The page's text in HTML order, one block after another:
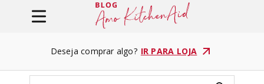
Deseja comprar algo? IR PARA LOJA